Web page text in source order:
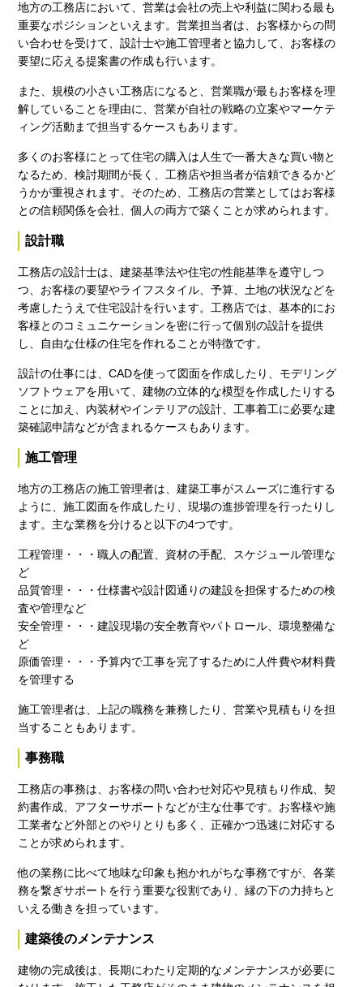
地方の工務店において、営業は会社の売上や利益に関わる最も
重要なポジションといえます。営業担当者は、お客様からの問
い合わせを受けて、設計士や施工管理者と協力して、お客様の
要望に応える提案書の作成も行います。
また、規模の小さい工務店になると、営業職が最もお客様を理
解していることを理由に、営業が自社の戦略の立案やマーケテ
ィング活動まで担当するケースもあります。
多くのお客様にとって住宅の購入は人生で一番大きな買い物と
なるため、検討期間が長く、工務店や担当者が信頼できるかど
うかが重視されます。そのため、工務店の営業としてはお客様
との信頼関係を会社、個人の両方で築くことが求められます。
設計職
工務店の設計士は、建築基準法や住宅の性能基準を遵守しつ
つ、お客様の要望やライフスタイル、予算、土地の状況などを
考慮したうえで住宅設計を行います。工務店では、基本的にお
客様とのコミュニケーションを密に行って個別の設計を提供
し、自由な仕様の住宅を作れることが特徴です。
設計の仕事には、CADを使って図面を作成したり、モデリング
ソフトウェアを用いて、建物の立体的な模型を作成したりする
ことに加え、内装材やインテリアの設計、工事着工に必要な建
築確認申請などが含まれるケースもあります。
施工管理
地方の工務店の施工管理者は、建築工事がスムーズに進行する
ように、施工図面を作成したり、現場の進捗管理を行ったりし
ます。主な業務を分けると以下の4つです。
工程管理・・・職人の配置、資材の手配、スケジュール管理な
ど
品質管理・・・仕様書や設計図通りの建設を担保するための検
査や管理など
安全管理・・・建設現場の安全教育やパトロール、環境整備な
ど
原価管理・・・予算内で工事を完了するために人件費や材料費
を管理する
施工管理者は、上記の職務を兼務したり、営業や見積もりを担
当することもあります。
事務職
工務店の事務は、お客様の問い合わせ対応や見積もり作成、契
約書作成、アフターサポートなどが主な仕事です。お客様や施
工業者など外部とのやりとりも多く、正確かつ迅速に対応する
ことが求められます。
他の業務に比べて地味な印象も抱かれがちな事務ですが、各業
務を繋ぎサポートを行う重要な役割であり、縁の下の力持ちと
いえる働きを担っています。
建築後のメンテナンス
建物の完成後は、長期にわたり定期的なメンテナンスが必要に